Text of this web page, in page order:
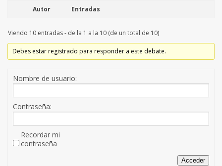
Autor Entradas
Viendo 10 entradas - de la 1 a la 10 (de un total de 10)
Debes estar registrado para responder a este debate.
Nombre de usuario:
Contraseña:
Recordar mi
contraseña
Acceder